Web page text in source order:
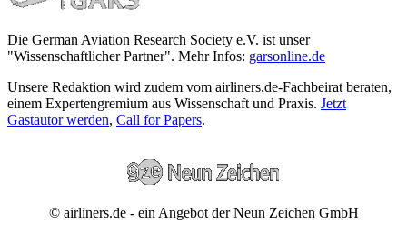
Die German Aviation Research Society e.V. ist unser
"Wissenschaftlicher Partner". Mehr Infos: garsonline.de
Unsere Redaktion wird zudem vom airliners.de-Fachbeirat beraten,
einem Expertengremium aus Wissenschaft und Praxis. Jetzt
Gastautor werden, Call for Papers.
© airliners.de - ein Angebot der Neun Zeichen GmbH